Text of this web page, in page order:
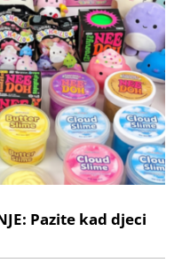
Pazite kad djeci